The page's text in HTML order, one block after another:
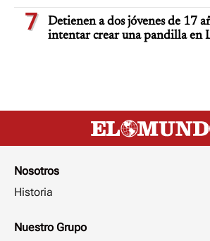
7
Detienen a dos jóvenes de 17
intentar crear una pandilla en
Nosotros
Historia
Nuestro Grupo